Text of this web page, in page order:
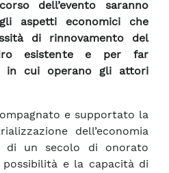
dell’evento saranno
aspetti economici che
di rinnovamento del
esistente e per far
in cui operano gli attori
e supportato la
dell’economia
di un secolo di onorato
e la capacità di